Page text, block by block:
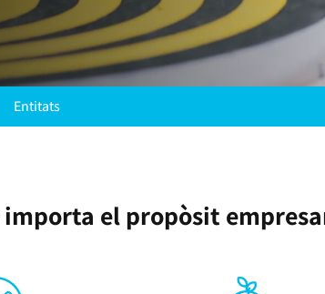
Entitats
importa el propòsit